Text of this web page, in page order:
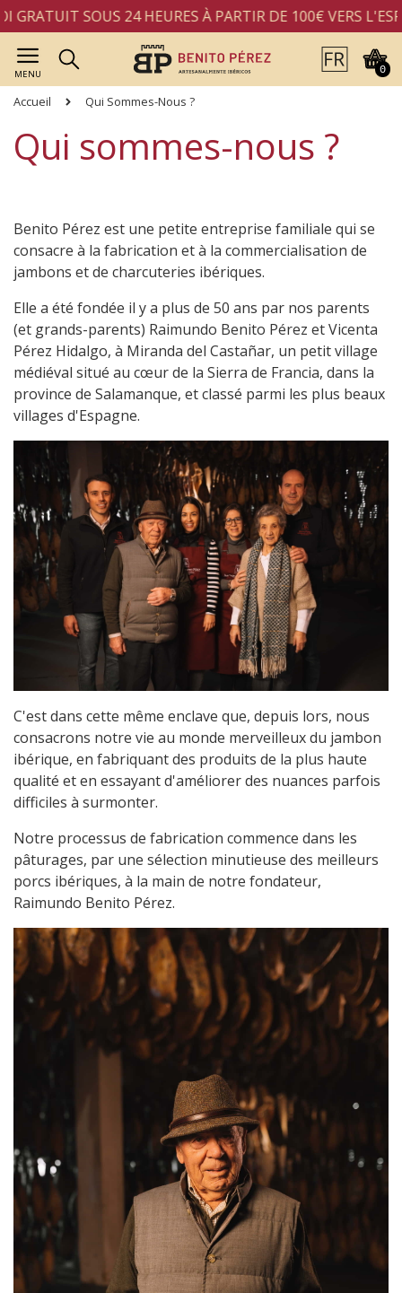
SOUS 24 HEURES À PARTIR DE 100€ VERS L'ESPAGNE
MENU 0
Accueil Qui Sommes-Nous ?
Qui sommes-nous ?
Benito Pérez est une petite entreprise familiale qui se
consacre à la fabrication et à la commercialisation de
jambons et de charcuteries ibériques.
Elle a été fondée il y a plus de 50 ans par nos parents
(et grands-parents) Raimundo Benito Pérez et Vicenta
Pérez Hidalgo, à Miranda del Castañar, un petit village
médiéval situé au cœur de la Sierra de Francia, dans la
province de Salamanque, et classé parmi les plus beaux
villages d'Espagne.
C'est dans cette même enclave que, depuis lors, nous
consacrons notre vie au monde merveilleux du jambon
ibérique, en fabriquant des produits de la plus haute
qualité et en essayant d'améliorer des nuances parfois
difficiles à surmonter.
Notre processus de fabrication commence dans les
pâturages, par une sélection minutieuse des meilleurs
porcs ibériques, à la main de notre fondateur,
Raimundo Benito Pérez.